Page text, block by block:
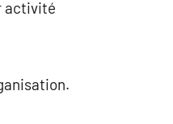
activité